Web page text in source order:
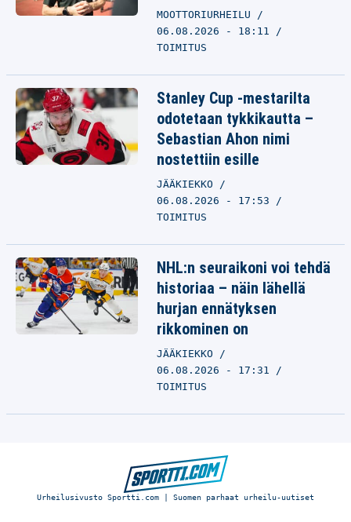
MOOTTORIURHEILU
06.08.2026 - 18:11
TOIMITUS
Stanley Cup -mestarilta
odotetaan tykkikautta –
Sebastian Ahon nimi
nostettiin esille
JÄÄKIEKKO
06.08.2026 - 17:53
TOIMITUS
NHL:n seuraikoni voi tehdä
historiaa – näin lähellä
hurjan ennätyksen
rikkominen on
JÄÄKIEKKO
06.08.2026 - 17:31
TOIMITUS
Urheilusivusto Sportti.com | Suomen parhaat urheilu-uutiset